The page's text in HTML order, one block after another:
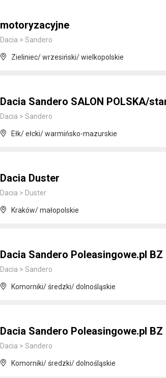
motoryzacyjne
Dacia > Sandero
Zieliniec/ wrzesiński/ wielkopolskie
Dacia Sandero SALON POLSKA/
Dacia > Sandero
Ełk/ ełcki/ warmińsko-mazurskie
Dacia Duster
Dacia > Duster
Kraków/ małopolskie
Dacia Sandero Poleasingowe.pl BZ
Dacia > Sandero
Komorniki/ średzki/ dolnośląskie
Dacia Sandero Poleasingowe.pl BZ
Dacia > Sandero
Komorniki/ średzki/ dolnośląskie